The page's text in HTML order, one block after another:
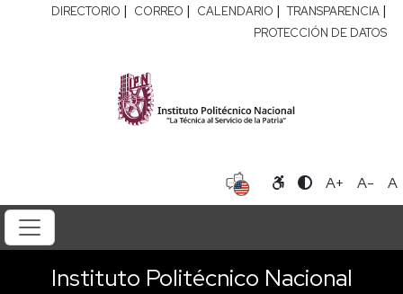
DIRECTORIO | CORREO | CALENDARIO | TRANSPARENCIA |
PROTECCIÓN DE DATOS
A+ A- A
Instituto Politécnico Nacional